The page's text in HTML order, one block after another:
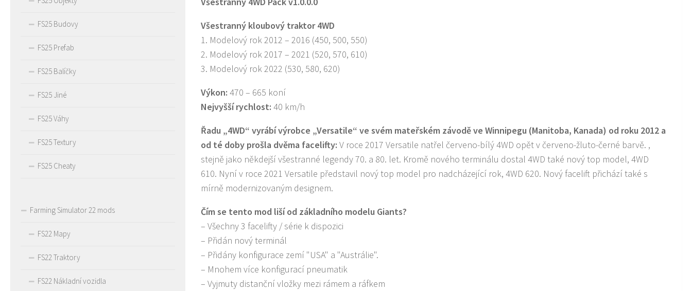
Všestranný kloubový traktor 4WD
1. Modelový rok 2012 – 2016 (450, 500, 550)
2. Modelový rok 2017 – 2021 (520, 570, 610)
3. Modelový rok 2022 (530, 580, 620)
Výkon: 470 – 665 koní
Nejvyšší rychlost: 40 km/h
Řadu „4WD“ vyrábí výrobce „Versatile“ ve svém mateřském závodě ve Winnipegu (Manitoba, Kanada) od roku 2012 a
od té doby prošla dvěma facelifty: V roce 2017 Versatile natřel červeno-bílý 4WD opět v červeno-žluto-černé barvě. ,
stejně jako někdejší všestranné legendy 70. a 80. let. Kromě nového terminálu dostal 4WD také nový top model, 4WD
610. Nyní v roce 2021 Versatile představil nový top model pro nadcházející rok, 4WD 620. Nový facelift přichází také s
mírně modernizovaným designem.
Čím se tento mod liší od základního modelu Giants?
– Všechny 3 facelifty / série k dispozici
– Přidán nový terminál
– Přidány konfigurace zemí "USA" a "Austrálie".
– Mnohem více konfigurací pneumatik
– Vyjmuty distanční vložky mezi rámem a ráfkem
FS25 Budovy
FS25 Prefab
FS25 Balíčky
FS25 Jiné
FS25 Váhy
FS25 Textury
FS25 Cheaty
Farming Simulator 22 mods
FS22 Mapy
FS22 Traktory
FS22 Nákladní vozidla